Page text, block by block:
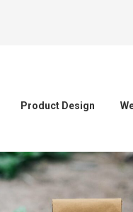
Product Design